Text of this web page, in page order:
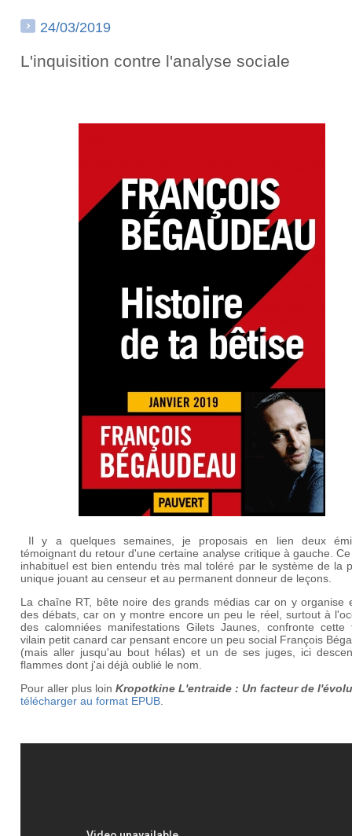
24/03/2019
L'inquisition contre l'analyse sociale
Il y a quelques semaines, je proposais en lien deux
témoignant du retour d'une certaine analyse critique à gauche.
inhabituel est bien entendu très mal toléré par le système de la
unique jouant au censeur et au permanent donneur de leçons.
La chaîne RT, bête noire des grands médias car on y organise
des débats, car on y montre encore un peu le réel, surtout à
des calomniées manifestations Gilets Jaunes, confronte cette
vilain petit canard car pensant encore un peu social François
(mais aller jusqu'au bout hélas) et un de ses juges, ici
flammes dont j'ai déjà oublié le nom.
Pour aller plus loin Kropotkine L'entraide : Un facteur de
télécharger au format EPUB